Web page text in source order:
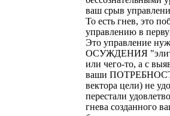
ваш срыв
То есть гнев, это
управлению в
Это управление
ОСУЖДЕНИЯ
или чего-то, а с
ваши
вектора цели) не
перестали
гнева созданного